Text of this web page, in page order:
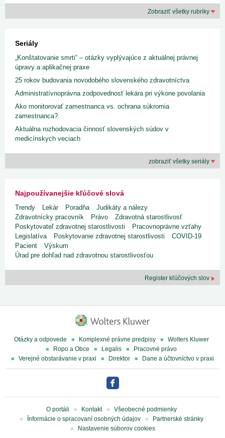
Zobraziť všetky rubriky
Seriály
„Konštatovanie smrti“ – otázky vyplývajúce z aktuálnej právnej
úpravy a aplikačnej praxe
25 rokov budovania novodobého slovenského zdravotníctva
Administratívnoprávna zodpovednosť lekára pri výkone povolania
Ako monitorovať zamestnanca vs. ochrana súkromia
zamestnanca?
Aktuálna rozhodovacia činnosť slovenských súdov v
medicínskych veciach
zobraziť všetky seriály
Najpoužívanejšie kľúčové slová
Trendy Lekár Poradňa
Judikáty a nálezy
Zdravotnícky pracovník
Právo
Zdravotná starostlivosť
Poskytovateľ zdravotnej starostlivosti
Pracovnoprávne vzťahy
Legislatíva
Poskytovanie zdravotnej starostlivosti
COVID-19
Pacient
Výskum
Úrad pre dohľad nad zdravotnou starostlivosťou
Register kľúčových slov
Otázky a odpovede Komplexné právne predpisy
Wolters Kluwer
Ropo a Obce
Legalis
Pracovné právo
Verejné obstarávanie v praxi
Direktor Dane a účtovníctvo v praxi
O portáli Kontakt
Všeobecné podmienky
Ïnformácie o spracovaní osobných údajov
Partnerské stránky
Nastavenie súborov cookies